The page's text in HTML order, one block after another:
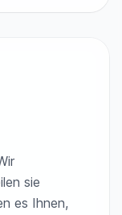
sie
es Ihnen,